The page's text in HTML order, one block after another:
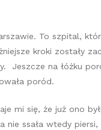
To szpital,
kroki zostały
Jeszcze na łóżku
poród.
mi się, że już ono
nie ssała wtedy